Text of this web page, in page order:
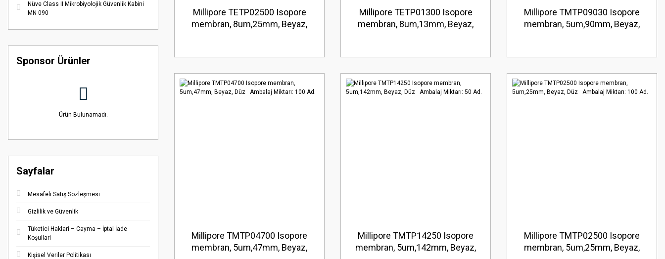
Nüve Class II Mikrobiyolojik Güvenlik Kabini
MN 090
Sponsor Ürünler
Ürün Bulunamadı.
Sayfalar
Mesafeli Satış Sözleşmesi
Gizlilik ve Güvenlik
Tüketici Haklari – Cayma – İptal İade
Koşullari
Kişisel Veriler Politikası
Millipore TETP02500 Isopore
membran, 8um,25mm, Beyaz,
Millipore TETP01300 Isopore
membran, 8um,13mm, Beyaz,
Millipore TMTP09030 Isopore
membran, 5um,90mm, Beyaz,
Millipore TMTP04700 Isopore
membran, 5um,47mm, Beyaz,
Millipore TMTP14250 Isopore
membran, 5um,142mm, Beyaz,
Millipore TMTP02500 Isopore
membran, 5um,25mm, Beyaz,